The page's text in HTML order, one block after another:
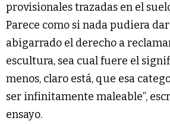
provisionales trazadas en el
Parece como si nada pudiera
abigarrado el derecho a
escultura, sea cual fuere el
menos, claro está, que esa
ser infinitamente maleable”,
ensayo.